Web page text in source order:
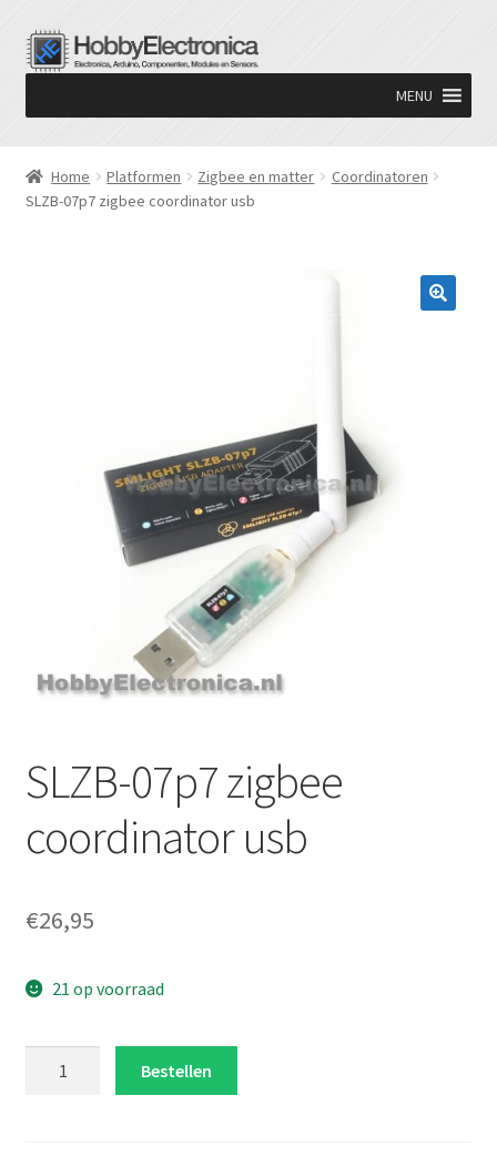
Ga
door
navigatie
Ga
naar
inhoud
MENU
Home Platformen Zigbee en matter
Coordinatoren
SLZB-07p7 zigbee coordinator usb
SLZB-07p7 zigbee
coordinator usb
€26,95
21 op voorraad
Bestellen